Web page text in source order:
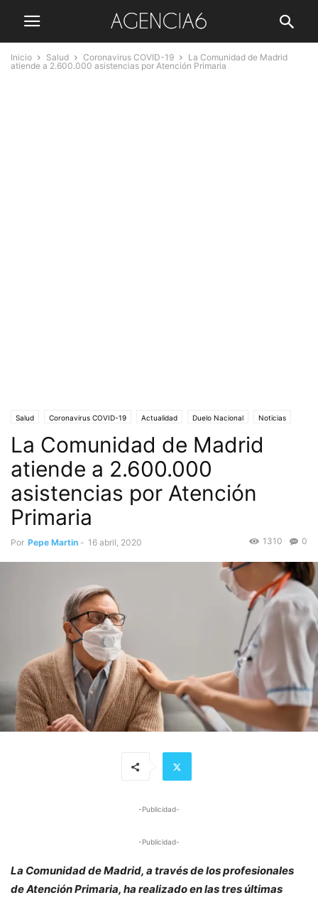
Inicio Salud Coronavirus COVID-19
La Comunidad de Madrid
atiende a 2.600.000 asistencias por Atención Primaria
Salud Coronavirus COVID-19 Actualidad Duelo Nacional Noticias
Portada Solidaridad
La Comunidad de Madrid
atiende a 2.600.000
asistencias por Atención
Primaria
Por Pepe Martin - 16 abril, 2020 0
1310
-Publicidad-
-Publicidad-
La Comunidad de Madrid, a través de los profesionales
de Atención Primaria, ha realizado en las tres últimas